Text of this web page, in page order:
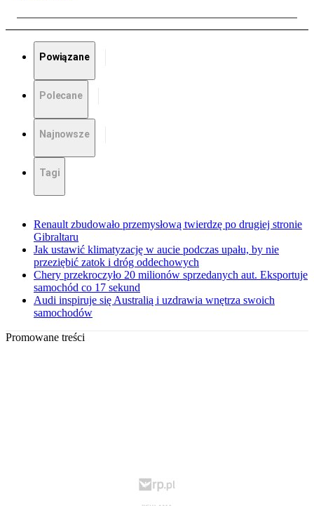
Powiązane
Polecane
Najnowsze
Tagi
Renault zbudowało przemysłową twierdzę po drugiej stronie
Gibraltaru
Jak ustawić klimatyzację w aucie podczas upału, by nie
przeziębić zatok i dróg oddechowych
Chery przekroczyło 20 milionów sprzedanych aut. Eksportuje
samochód co 17 sekund
Audi inspiruje się Australią i uzdrawia wnętrza swoich
samochodów
Promowane treści